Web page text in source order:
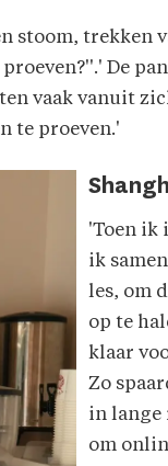
stoom, trekken
De
vaak vanuit
te proeven.'
'Toen ik
ik
les, om
op te
klaar
Zo
in lange
om